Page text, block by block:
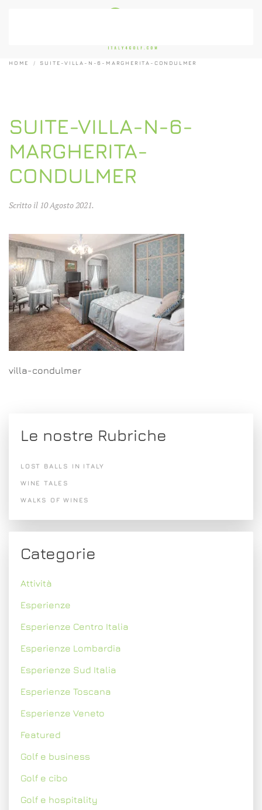
HOME SUITE-VILLA-N-6-MARGHERITA-CONDULMER
SUITE-VILLA-N-6-
MARGHERITA-
CONDULMER
Scritto il 10 Agosto 2021.
villa-condulmer
Le nostre Rubriche
LOST BALLS IN ITALY
WINE TALES
WALKS OF WINES
Categorie
Attività
Esperienze
Esperienze Centro Italia
Esperienze Lombardia
Esperienze Sud Italia
Esperienze Toscana
Esperienze Veneto
Featured
Golf e business
Golf e cibo
Golf e hospitality